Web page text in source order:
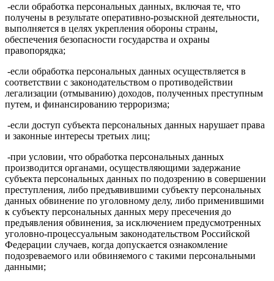
-если обработка персональных данных, включая те, что
получены в результате оперативно-розыскной деятельности,
выполняется в целях укрепления обороны страны,
обеспечения безопасности государства и охраны
правопорядка;
-если обработка персональных данных осуществляется в
соответствии с законодательством о противодействии
легализации (отмыванию) доходов, полученных преступным
путем, и финансированию терроризма;
-если доступ субъекта персональных данных нарушает права
и законные интересы третьих лиц;
-при условии, что обработка персональных данных
производится органами, осуществляющими задержание
субъекта персональных данных по подозрению в совершении
преступления, либо предъявившими субъекту персональных
данных обвинение по уголовному делу, либо применившими
к субъекту персональных данных меру пресечения до
предъявления обвинения, за исключением предусмотренных
уголовно-процессуальным законодательством Российской
Федерации случаев, когда допускается ознакомление
подозреваемого или обвиняемого с такими персональными
данными;